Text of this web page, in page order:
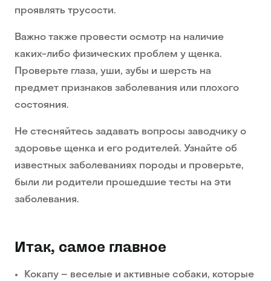
проявлять трусости.
Важно также провести осмотр на наличие
каких-либо физических проблем у щенка.
Проверьте глаза, уши, зубы и шерсть на
предмет признаков заболевания или плохого
состояния.
Не стесняйтесь задавать вопросы заводчику о
здоровье щенка и его родителей. Узнайте об
известных заболеваниях породы и проверьте,
были ли родители прошедшие тесты на эти
заболевания.
Итак, самое главное
Кокапу – веселые и активные собаки, которые